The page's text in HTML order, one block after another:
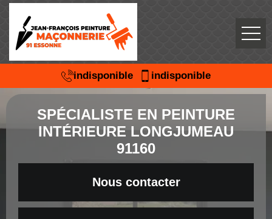
indisponible indisponible
SPÉCIALISTE EN PEINTURE
INTÉRIEURE LONGJUMEAU
91160
Nous contacter